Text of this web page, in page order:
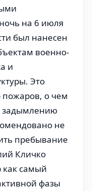
на 6 июля
был нанесен
военно-
и
Это
о чем
задымлению
не
пребывание
Кличко
как самый
фазы